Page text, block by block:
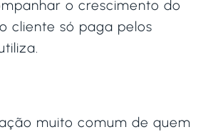
o crescimento do
cliente só paga pelos
muito comum de quem